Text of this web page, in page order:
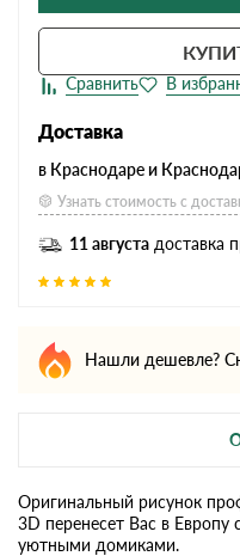
Доставка
в Краснодаре и
Узнать стоимость с
11 августа доставка
Нашли дешевле?
Оригинальный рисунок
3D перенесет Вас в
уютными домиками.